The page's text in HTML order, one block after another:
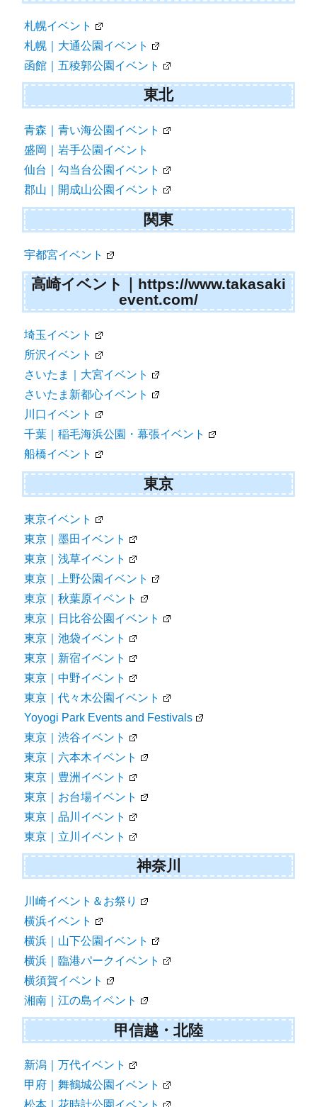
ョ
ン
札幌イベント
札幌｜大通公園イベント
函館｜五稜郭公園イベント
東北
青森｜青い海公園イベント
盛岡｜岩手公園イベント
仙台｜勾当台公園イベント
郡山｜開成山公園イベント
関東
宇都宮イベント
高崎イベント｜https://www.takasaki
event.com/
埼玉イベント
所沢イベント
さいたま｜大宮イベント
さいたま新都心イベント
川口イベント
千葉｜稲毛海浜公園・幕張イベント
船橋イベント
東京
東京イベント
東京｜墨田イベント
東京｜浅草イベント
東京｜上野公園イベント
東京｜秋葉原イベント
東京｜日比谷公園イベント
東京｜池袋イベント
東京｜新宿イベント
東京｜中野イベント
東京｜代々木公園イベント
Yoyogi Park Events and Festivals
東京｜渋谷イベント
東京｜六本木イベント
東京｜豊洲イベント
東京｜お台場イベント
東京｜品川イベント
東京｜立川イベント
神奈川
川崎イベント＆お祭り
横浜イベント
横浜｜山下公園イベント
横浜｜臨港パークイベント
横須賀イベント
湘南｜江の島イベント
甲信越・北陸
新潟｜万代イベント
甲府｜舞鶴城公園イベント